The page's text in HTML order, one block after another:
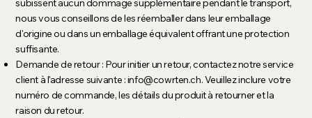
nous vous conseillons de les réemballer dans leur emballage
d'origine ou dans un emballage équivalent offrant une protection
suffisante.
Demande de retour : Pour initier un retour, contactez notre service
client à l'adresse suivante :info@cowrten.ch. Veuillez inclure votre
numéro de commande, les détails du produit à retourner et la
raison du retour.